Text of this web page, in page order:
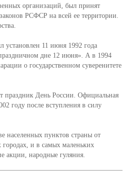
организаций, был принят
РСФСР на всей ее территории.
11 июня 1992 года
дне 12 июня». А в 1994
о государственном суверенитете
праздник День России. Официальная
году после вступления в силу
населенных пунктов страны от
и в самых маленьких
акции, народные гуляния.